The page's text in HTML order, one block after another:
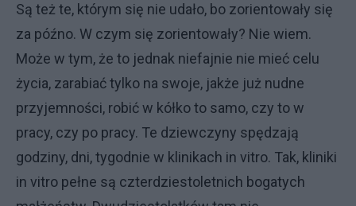
Są też te, którym się nie udało, bo zorientowały się
za późno. W czym się zorientowały? Nie wiem.
Może w tym, że to jednak niefajnie nie mieć celu
życia, zarabiać tylko na swoje, jakże już nudne
przyjemności, robić w kółko to samo, czy to w
pracy, czy po pracy. Te dziewczyny spędzają
godziny, dni, tygodnie w klinikach in vitro. Tak, kliniki
in vitro pełne są czterdziestoletnich bogatych